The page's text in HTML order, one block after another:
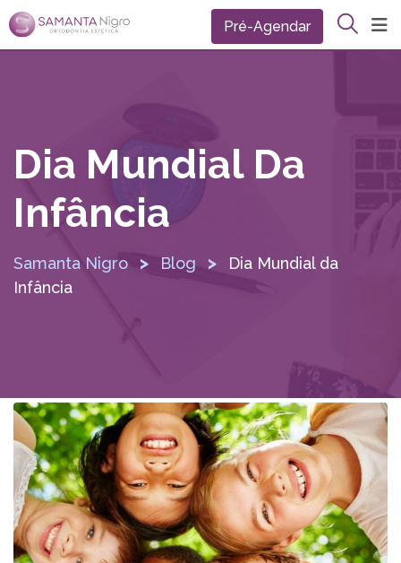
Pré-Agendar
Dia Mundial Da
Infância
Samanta Nigro > Blog >
Dia Mundial da
Infância